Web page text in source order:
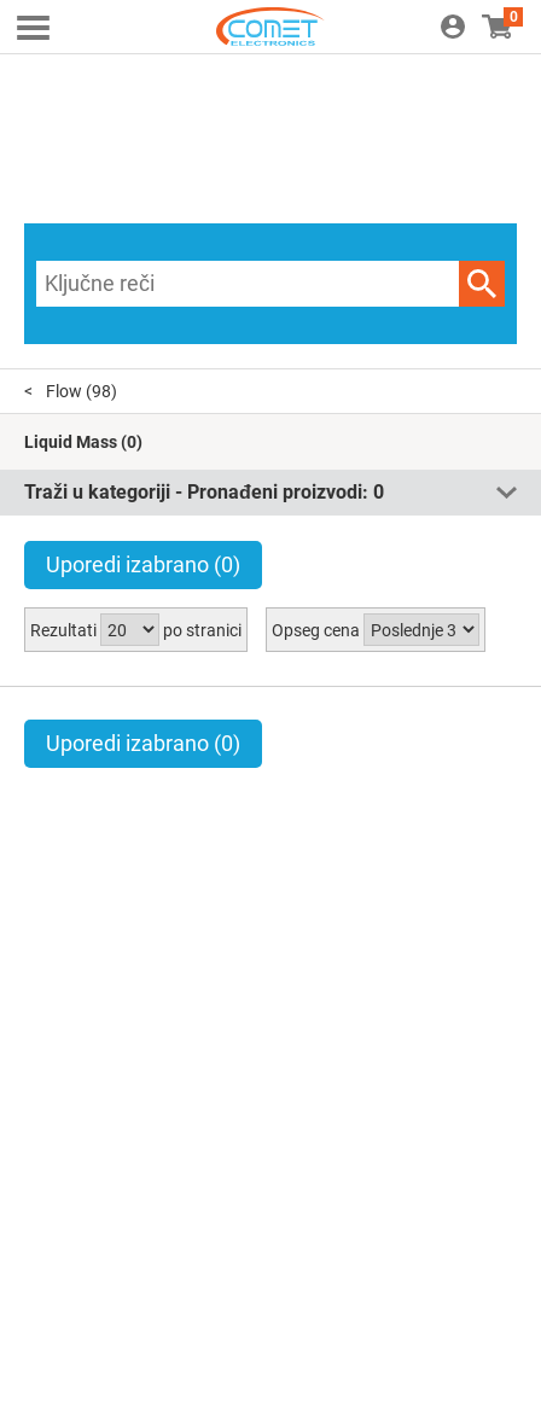
0
Flow (98)
Liquid Mass(0)
Traži u kategoriji - Pronađeni proizvodi: 0
Uporedi izabrano (0)
Rezultati po stranici Opseg cena
Uporedi izabrano (0)